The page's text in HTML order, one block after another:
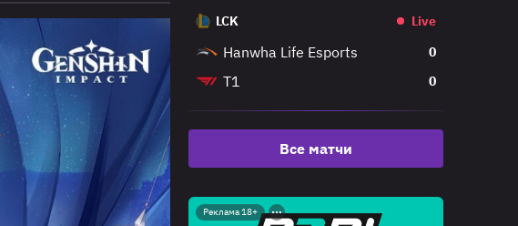
LCK Live
Hanwha Life Esports 0
T1 0
Все матчи
Реклама 18+